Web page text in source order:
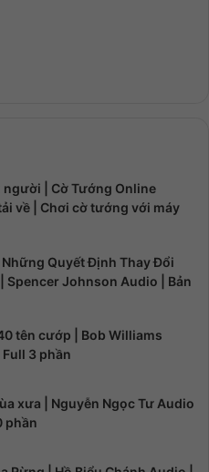
người | Cờ Tướng Online
về | Chơi cờ tướng với máy
Những Quyết Định Thay Đổi
Spencer Johnson Audio | Bản
tên cướp | Bob Williams
3 phần
xưa | Nguyễn Ngọc Tư Audio
phần